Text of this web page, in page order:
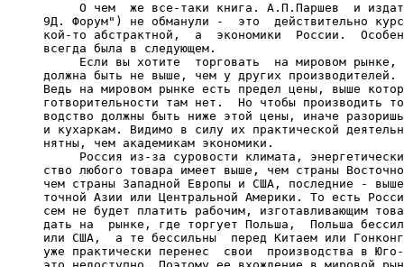
О чем  же все-таки книга. А.П.Паршев  и
9Д. Форум") не обманули -  это  действительно
кой-то абстрактной,  а  экономики  России.
     всегда была в следующем.
Если вы хотите  торговать  на мировом рынке,
должна быть не выше, чем у других производителей.
Ведь на мировом рынке есть предел цены, выше
готворительности там нет.  Но чтобы производить
водство должны быть ниже этой цены, иначе
и кухаркам. Видимо в силу их практической
     нятны, чем академикам экономики.
Россия из-за суровости климата,
ство любого товара имеет выше, чем страны
чем страны Западной Европы и США, последние -
точной Азии или Центральной Америки. То есть
сем не будет платить рабочим, изготавливающим
дать на  рынке, где торгует Польша,  Польша
или США,  а те бессильны  перед Китаем или
уже практически перенес  свои  производства в